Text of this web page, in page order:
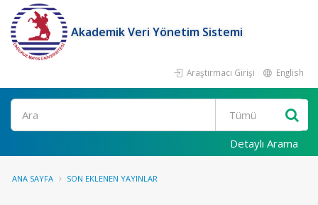
Akademik Veri Yönetim Sistemi
Araştırmacı Girişi English
Ara
Detaylı Arama
ANA SAYFA SON EKLENEN YAYINLAR